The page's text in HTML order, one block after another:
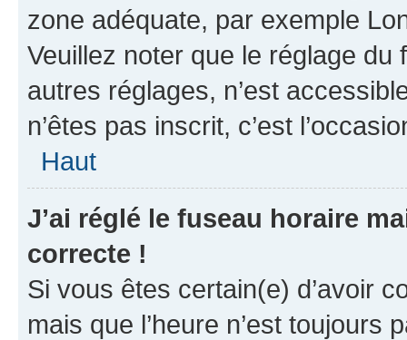
zone adéquate, par exemple
Veuillez noter que le réglage
autres réglages, n’est
n’êtes pas inscrit, c’est
Haut
J’ai réglé le fuseau horaire
correcte !
Si vous êtes certain(e) d’avoir
mais que l’heure n’est